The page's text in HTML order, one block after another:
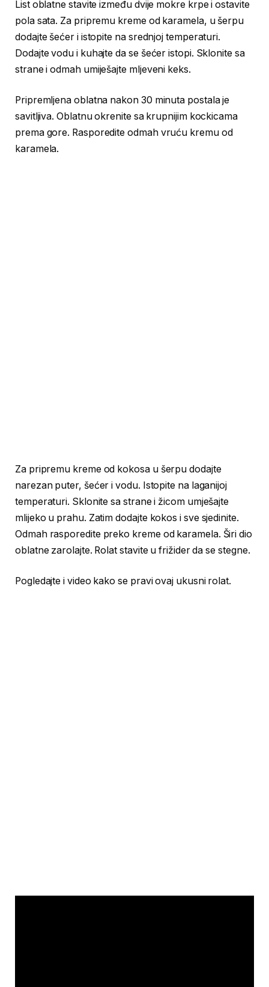
List oblatne stavite između dvije mokre krpe i ostavite
pola sata. Za pripremu kreme od karamela, u šerpu
dodajte šećer i istopite na srednjoj temperaturi.
Dodajte vodu i kuhajte da se šećer istopi. Sklonite sa
strane i odmah umiješajte mljeveni keks.
Pripremljena oblatna nakon 30 minuta postala je
savitljiva. Oblatnu okrenite sa krupnijim kockicama
prema gore. Rasporedite odmah vruću kremu od
karamela.
Za pripremu kreme od kokosa u šerpu dodajte
narezan puter, šećer i vodu. Istopite na laganijoj
temperaturi. Sklonite sa strane i žicom umješajte
mlijeko u prahu. Zatim dodajte kokos i sve sjedinite.
Odmah rasporedite preko kreme od karamela. Širi dio
oblatne zarolajte. Rolat stavite u frižider da se stegne.
Pogledajte i video kako se pravi ovaj ukusni rolat.